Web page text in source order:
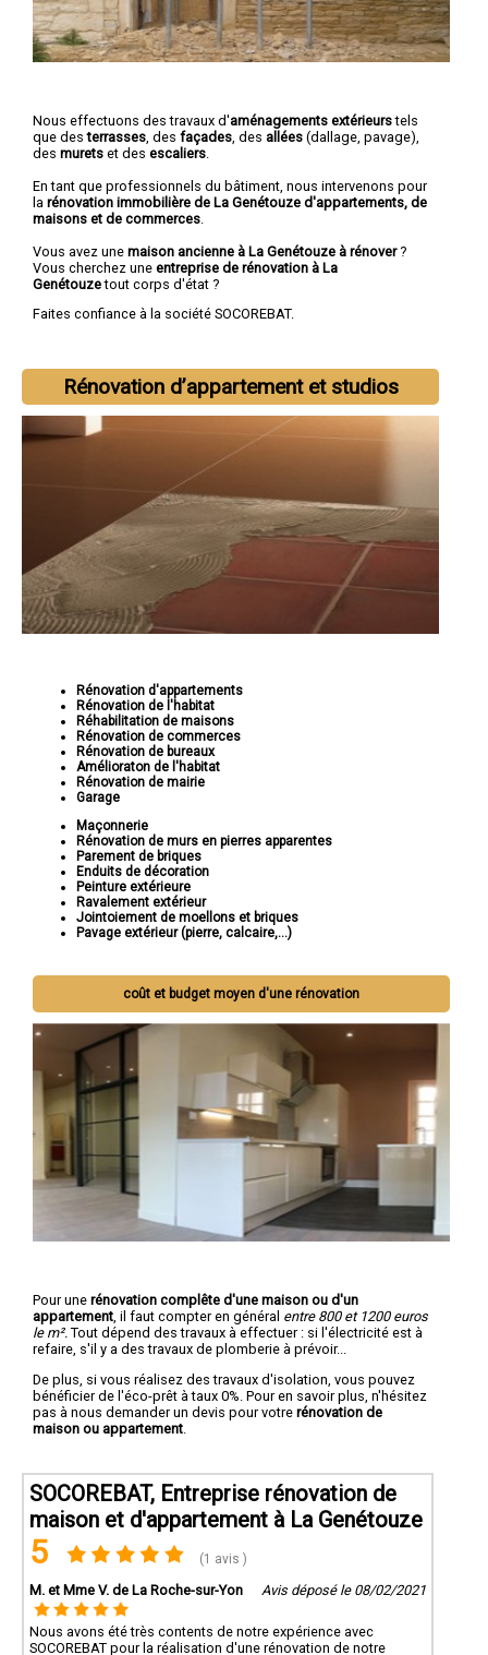
Nous effectuons des travaux d'aménagements extérieurstels
que desterrasses , des façades , des allées (dallage, pavage),
des murets et des escaliers
En tant que professionnels du bâtiment, nous intervenons pour
la rénovation immobilière de La Genétouze d'appartements, de
maisons et de commerces
Vous avez une maison ancienne à La Genétouze à rénover?
Vous cherchez une entreprise de rénovation à La
Genétouzetout corps d'état ?
Faites confiance à la société SOCOREBAT.
Rénovation d’appartement et studios
Rénovation d'appartements
Rénovation de l'habitat
Réhabilitation de maisons
Rénovation de commerces
Rénovation de bureaux
Amélioraton de l'habitat
Rénovation de mairie
Garage
Maçonnerie
Rénovation de murs en pierres apparentes
Parement de briques
Enduits de décoration
Peinture extérieure
Ravalement extérieur
Jointoiement de moellons et briques
Pavage extérieur (pierre, calcaire,...)
coût et budget moyen d'une rénovation
Pour une rénovation complête d'une maison ou d'un
appartement , il faut compter en général entre 800 et 1200 euros
le m². Tout dépend des travaux à effectuer : si l'électricité est à
refaire, s'il y a des travaux de plomberie à prévoir...
De plus, si vous réalisez des travaux d'isolation, vous pouvez
bénéficier de l'éco-prêt à taux 0%. Pour en savoir plus, n'hésitez
pas à nous demander un devis pour votre rénovation de
maison ou appartement
SOCOREBAT, Entreprise rénovation de
maison et d'appartement à La Genétouze
5 (1 avis )
M. et Mme V. de La Roche-sur-Yon Avis déposé le 08/02/2021
Nous avons été très contents de notre expérience avec
SOCOREBAT pour la réalisation d'une rénovation de notre